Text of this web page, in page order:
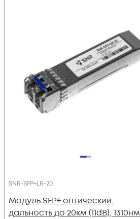
SNR-SFP+LR-20
Модуль SFP+ оптический,
дальность до 20км (11dB), 1310нм